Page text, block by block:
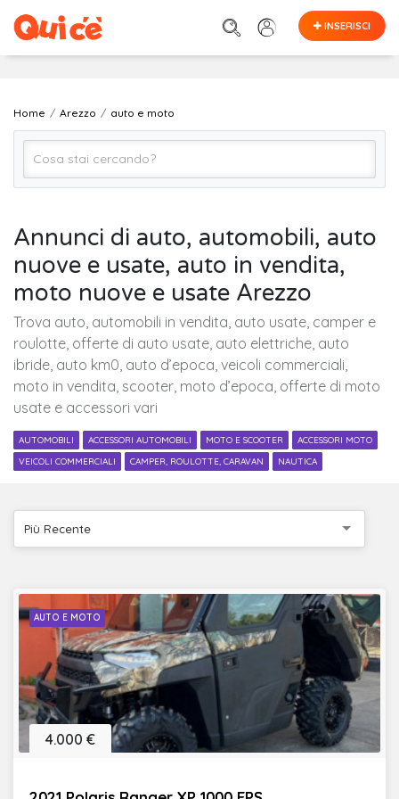
INSERISCI
Home Arezzo auto e moto
Arezzo
Cerca
Annunci di auto, automobili, auto
nuove e usate, auto in vendita,
moto nuove e usate Arezzo
Trova auto, automobili in vendita, auto usate, camper e
roulotte, offerte di auto usate, auto elettriche, auto
ibride, auto km0, auto d’epoca, veicoli commerciali,
moto in vendita, scooter, moto d’epoca, offerte di moto
usate e accessori vari
AUTOMOBILI ACCESSORI AUTOMOBILI MOTO E SCOOTER
ACCESSORI MOTO
VEICOLI COMMERCIALI
CAMPER, ROULOTTE, CARAVAN NAUTICA
Più Recente
AUTO E MOTO
4.000 €